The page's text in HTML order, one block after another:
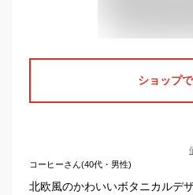
ショップ
コーヒーさん(40代・男性)
北欧風のかわいいボタニカルデ